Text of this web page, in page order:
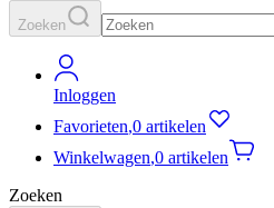
Zoeken
Inloggen
Favorieten,0 artikelen
Winkelwagen,0 artikelen
Zoeken